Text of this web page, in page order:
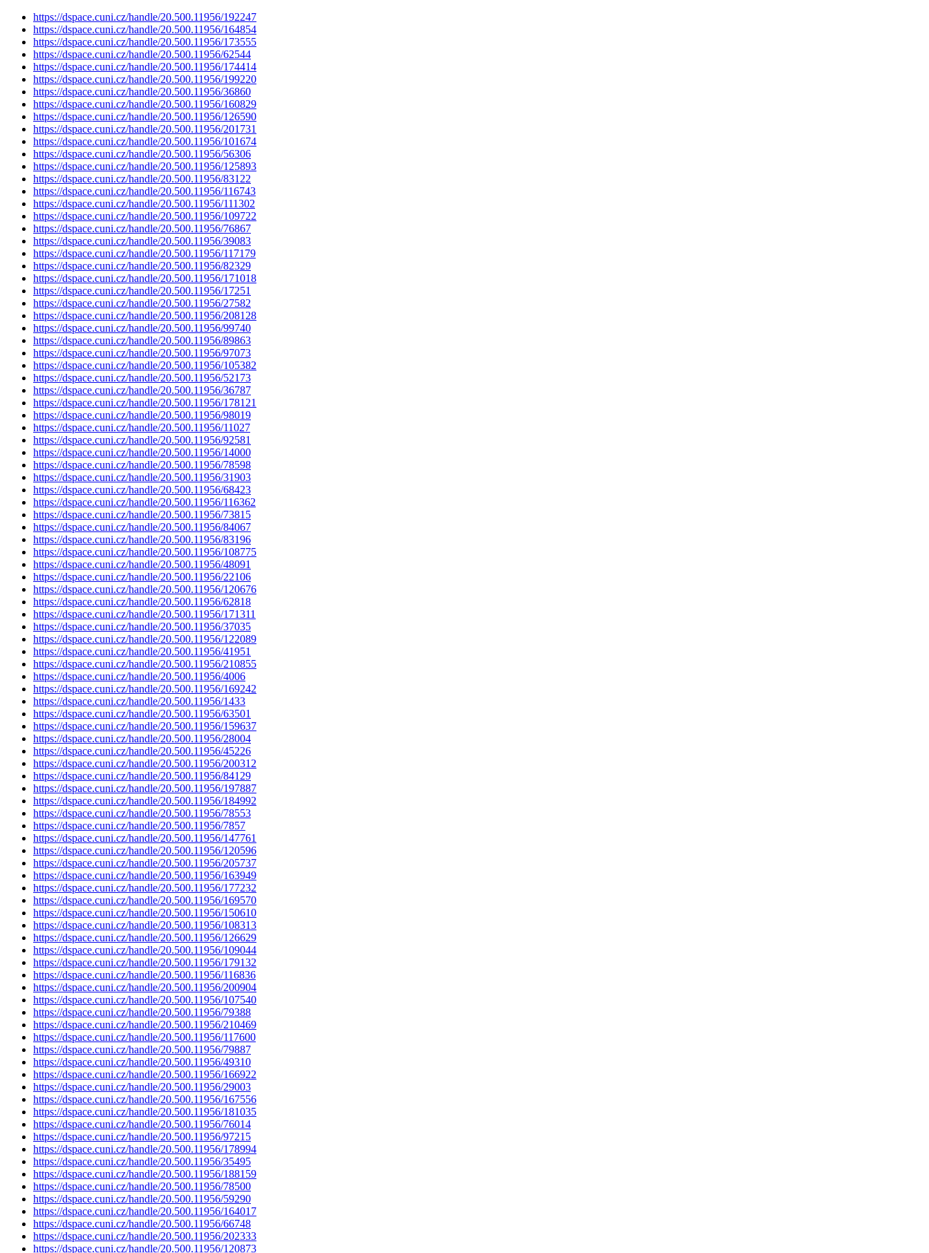
https://dspace.cuni.cz/handle/20.500.11956/192247
https://dspace.cuni.cz/handle/20.500.11956/164854
https://dspace.cuni.cz/handle/20.500.11956/173555
https://dspace.cuni.cz/handle/20.500.11956/62544
https://dspace.cuni.cz/handle/20.500.11956/174414
https://dspace.cuni.cz/handle/20.500.11956/199220
https://dspace.cuni.cz/handle/20.500.11956/36860
https://dspace.cuni.cz/handle/20.500.11956/160829
https://dspace.cuni.cz/handle/20.500.11956/126590
https://dspace.cuni.cz/handle/20.500.11956/201731
https://dspace.cuni.cz/handle/20.500.11956/101674
https://dspace.cuni.cz/handle/20.500.11956/56306
https://dspace.cuni.cz/handle/20.500.11956/125893
https://dspace.cuni.cz/handle/20.500.11956/83122
https://dspace.cuni.cz/handle/20.500.11956/116743
https://dspace.cuni.cz/handle/20.500.11956/111302
https://dspace.cuni.cz/handle/20.500.11956/109722
https://dspace.cuni.cz/handle/20.500.11956/76867
https://dspace.cuni.cz/handle/20.500.11956/39083
https://dspace.cuni.cz/handle/20.500.11956/117179
https://dspace.cuni.cz/handle/20.500.11956/82329
https://dspace.cuni.cz/handle/20.500.11956/171018
https://dspace.cuni.cz/handle/20.500.11956/17251
https://dspace.cuni.cz/handle/20.500.11956/27582
https://dspace.cuni.cz/handle/20.500.11956/208128
https://dspace.cuni.cz/handle/20.500.11956/99740
https://dspace.cuni.cz/handle/20.500.11956/89863
https://dspace.cuni.cz/handle/20.500.11956/97073
https://dspace.cuni.cz/handle/20.500.11956/105382
https://dspace.cuni.cz/handle/20.500.11956/52173
https://dspace.cuni.cz/handle/20.500.11956/36787
https://dspace.cuni.cz/handle/20.500.11956/178121
https://dspace.cuni.cz/handle/20.500.11956/98019
https://dspace.cuni.cz/handle/20.500.11956/11027
https://dspace.cuni.cz/handle/20.500.11956/92581
https://dspace.cuni.cz/handle/20.500.11956/14000
https://dspace.cuni.cz/handle/20.500.11956/78598
https://dspace.cuni.cz/handle/20.500.11956/31903
https://dspace.cuni.cz/handle/20.500.11956/68423
https://dspace.cuni.cz/handle/20.500.11956/116362
https://dspace.cuni.cz/handle/20.500.11956/73815
https://dspace.cuni.cz/handle/20.500.11956/84067
https://dspace.cuni.cz/handle/20.500.11956/83196
https://dspace.cuni.cz/handle/20.500.11956/108775
https://dspace.cuni.cz/handle/20.500.11956/48091
https://dspace.cuni.cz/handle/20.500.11956/22106
https://dspace.cuni.cz/handle/20.500.11956/120676
https://dspace.cuni.cz/handle/20.500.11956/62818
https://dspace.cuni.cz/handle/20.500.11956/171311
https://dspace.cuni.cz/handle/20.500.11956/37035
https://dspace.cuni.cz/handle/20.500.11956/122089
https://dspace.cuni.cz/handle/20.500.11956/41951
https://dspace.cuni.cz/handle/20.500.11956/210855
https://dspace.cuni.cz/handle/20.500.11956/4006
https://dspace.cuni.cz/handle/20.500.11956/169242
https://dspace.cuni.cz/handle/20.500.11956/1433
https://dspace.cuni.cz/handle/20.500.11956/63501
https://dspace.cuni.cz/handle/20.500.11956/159637
https://dspace.cuni.cz/handle/20.500.11956/28004
https://dspace.cuni.cz/handle/20.500.11956/45226
https://dspace.cuni.cz/handle/20.500.11956/200312
https://dspace.cuni.cz/handle/20.500.11956/84129
https://dspace.cuni.cz/handle/20.500.11956/197887
https://dspace.cuni.cz/handle/20.500.11956/184992
https://dspace.cuni.cz/handle/20.500.11956/78553
https://dspace.cuni.cz/handle/20.500.11956/7857
https://dspace.cuni.cz/handle/20.500.11956/147761
https://dspace.cuni.cz/handle/20.500.11956/120596
https://dspace.cuni.cz/handle/20.500.11956/205737
https://dspace.cuni.cz/handle/20.500.11956/163949
https://dspace.cuni.cz/handle/20.500.11956/177232
https://dspace.cuni.cz/handle/20.500.11956/169570
https://dspace.cuni.cz/handle/20.500.11956/150610
https://dspace.cuni.cz/handle/20.500.11956/108313
https://dspace.cuni.cz/handle/20.500.11956/126629
https://dspace.cuni.cz/handle/20.500.11956/109044
https://dspace.cuni.cz/handle/20.500.11956/179132
https://dspace.cuni.cz/handle/20.500.11956/116836
https://dspace.cuni.cz/handle/20.500.11956/200904
https://dspace.cuni.cz/handle/20.500.11956/107540
https://dspace.cuni.cz/handle/20.500.11956/79388
https://dspace.cuni.cz/handle/20.500.11956/210469
https://dspace.cuni.cz/handle/20.500.11956/117600
https://dspace.cuni.cz/handle/20.500.11956/79887
https://dspace.cuni.cz/handle/20.500.11956/49310
https://dspace.cuni.cz/handle/20.500.11956/166922
https://dspace.cuni.cz/handle/20.500.11956/29003
https://dspace.cuni.cz/handle/20.500.11956/167556
https://dspace.cuni.cz/handle/20.500.11956/181035
https://dspace.cuni.cz/handle/20.500.11956/76014
https://dspace.cuni.cz/handle/20.500.11956/97215
https://dspace.cuni.cz/handle/20.500.11956/178994
https://dspace.cuni.cz/handle/20.500.11956/35495
https://dspace.cuni.cz/handle/20.500.11956/188159
https://dspace.cuni.cz/handle/20.500.11956/78500
https://dspace.cuni.cz/handle/20.500.11956/59290
https://dspace.cuni.cz/handle/20.500.11956/164017
https://dspace.cuni.cz/handle/20.500.11956/66748
https://dspace.cuni.cz/handle/20.500.11956/202333
https://dspace.cuni.cz/handle/20.500.11956/120873